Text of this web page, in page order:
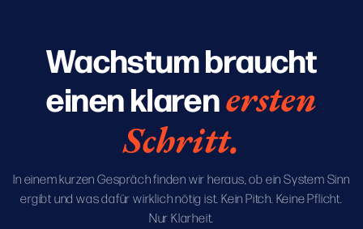
Wachstum braucht
einen klarenersten
Schritt.
In einem kurzen Gespräch finden wir heraus, ob ein System Sinn
ergibt und was dafür wirklich nötig ist. Kein Pitch. Keine Pflicht.
Nur Klarheit.